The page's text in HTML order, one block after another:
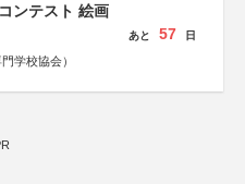
ンテスト 絵画
学校協会）
あと 57 日